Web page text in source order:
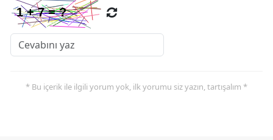
* Bu içerik ile ilgili yorum yok, ilk yorumu siz yazın, tartışalım *